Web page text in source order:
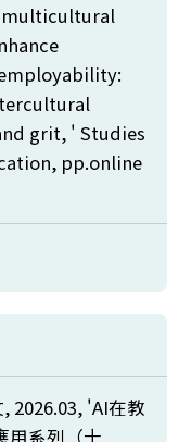
multicultural
grit, ' Studies
pp.online
2026.03, 'AI在教
用系列（十